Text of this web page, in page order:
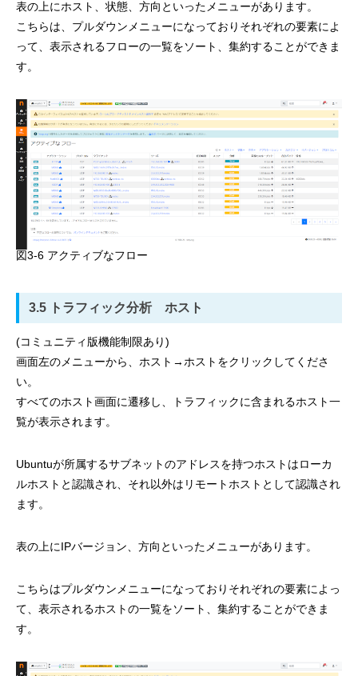
表の上にホスト、状態、方向といったメニューがあります。
こちらは、プルダウンメニューになっておりそれぞれの要素によ
って、表示されるフローの一覧をソート、集約することができま
す。
図3-6 アクティブなフロー
3.5 トラフィック分析 ホスト
(コミュニティ版機能制限あり)
画面左のメニューから、ホスト→ホストをクリックしてくださ
い。
すべてのホスト画面に遷移し、トラフィックに含まれるホスト一
覧が表示されます。
Ubuntuが所属するサブネットのアドレスを持つホストはローカ
ルホストと認識され、それ以外はリモートホストとして認識され
ます。
表の上にIPバージョン、方向といったメニューがあります。
こちらはプルダウンメニューになっておりそれぞれの要素によっ
て、表示されるホストの一覧をソート、集約することができま
す。